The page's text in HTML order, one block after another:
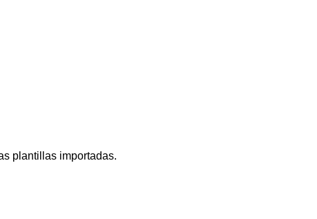
plantillas importadas.